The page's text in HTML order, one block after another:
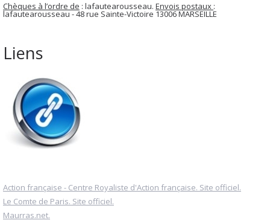
Chèques à l’ordre de : lafautearousseau. Envois postaux :
lafautearousseau - 48 rue Sainte-Victoire 13006 MARSEILLE
Liens
Action française - Centre Royaliste d'Action française. Site officiel.
Le Comte de Paris. Site officiel.
Maurras.net.